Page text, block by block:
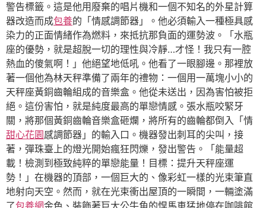
警告標籤。這是他用廢棄的唱片機和一個不知名的外星計算
器改造而成包養的「情感調節器」。他必須輸入一種極具感
染力的正面情緒作為燃料，來抵抗那負面的運勢波。「水瓶
座的優勢，就是超脫一切的理性與冷靜…才怪！我只有一腔
熱血的傻氣啊！」他絕望地低吼。他看了一眼腳邊。那裡放
著一個他為林天秤準備了兩年的禮物：一個用一萬塊小小的
天秤座黃銅齒輪組成的音樂盒。他從未送出，因為害怕被拒
絕。這份害怕，就是純度最高的單戀情感。張水瓶咬緊牙
關，將那個黃銅齒輪音樂盒砸爛，將所有的齒輪都倒入「情
甜心花園感調節器」的輸入口。機器發出刺耳的尖叫，接
著，彈珠臺上的燈光開始瘋狂閃爍，發出警告。「能量超
載！檢測到極致純粹的單戀能量！目標：提升天秤座運
勢！」在機器的頂部，一個巨大的、像彩虹一樣的光束筆直
地射向天空。然而，就在光束衝出屋頂的一瞬間，一輛塗滿
了包養網金色、裝飾著巨大公牛角的悍馬車猛地停在咖啡館